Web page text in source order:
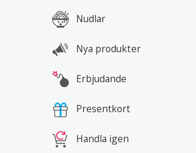
Nudlar
Nya produkter
Erbjudande
Presentkort
Handla igen